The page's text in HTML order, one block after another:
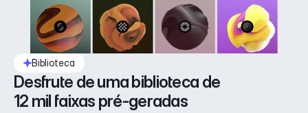
Biblioteca
Desfrute de uma biblioteca de
12 mil faixas pré-geradas